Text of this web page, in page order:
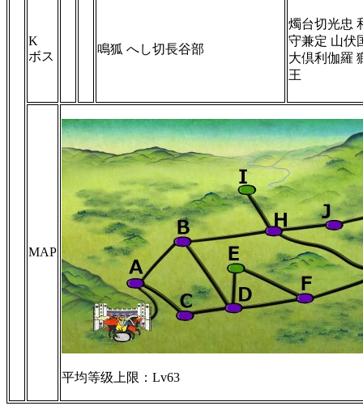
K
ボス
鳴狐 へし切長谷部
燭台切光忠
守兼定 山伏
大倶利伽羅
王
MAP
平均等级上限：Lv63